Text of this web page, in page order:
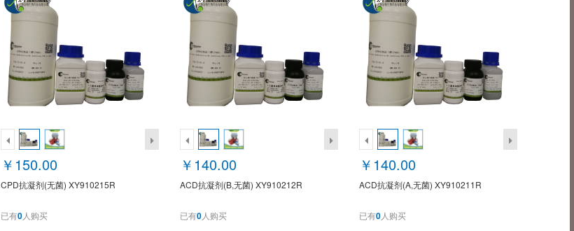
￥150.00
CPD抗凝剂(无菌) XY910215R
已有0人购买
￥140.00
ACD抗凝剂(B,无菌) XY910212R
已有0人购买
￥140.00
ACD抗凝剂(A,无菌) XY910211R
已有0人购买